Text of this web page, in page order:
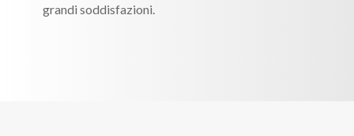
grandi soddisfazioni.